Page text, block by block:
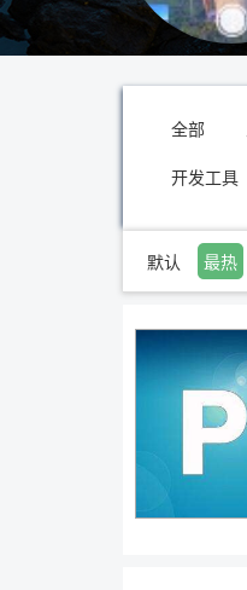
全部
开发工具
默认 最热